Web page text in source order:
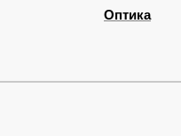
Оптика